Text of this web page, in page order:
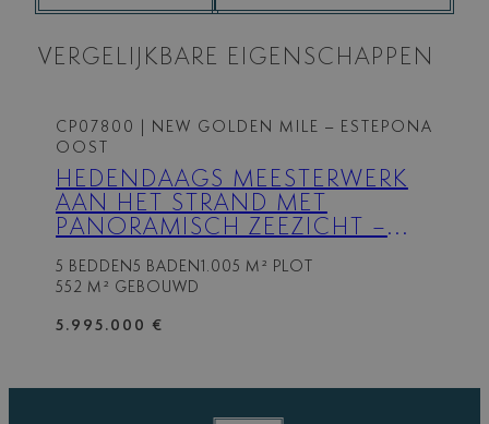
VERGELIJKBARE EIGENSCHAPPEN
CP07800
| NEW GOLDEN MILE – ESTEPONA
OOST
HEDENDAAGS MEESTERWERK
AAN HET STRAND MET
PANORAMISCH ZEEZICHT –
5 BEDDEN 5 BADEN
1.005 M² PLOT
552 M² GEBOUWD
5.995.000 €